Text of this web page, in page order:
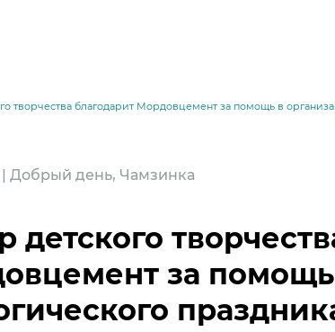
творчества благодарит Мордовцемент за помощь в
| Добрый день, Чамзинка
детского
за